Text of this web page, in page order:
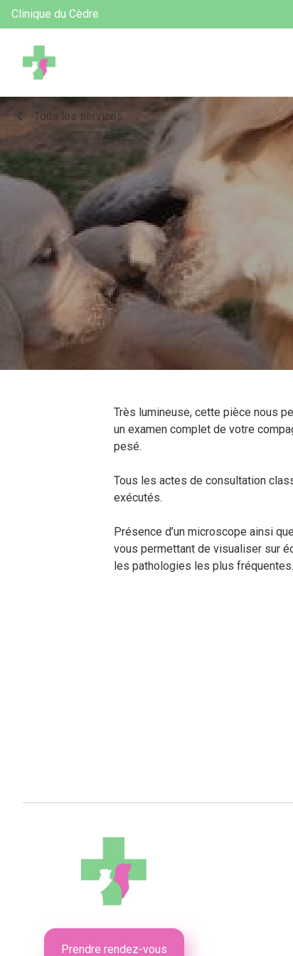
Clinique du Cèdre
chevron_left Tous les services
Très lumineuse, cette pièce nous
un examen complet de votre
pesé.
Tous les actes de consultation
exécutés.
Présence d’un microscope ainsi
vous permettant de visualiser sur
les pathologies les plus fréquentes.
Prendre rendez-vous